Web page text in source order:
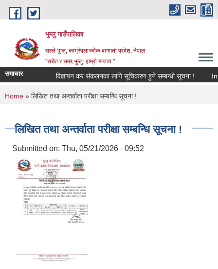
Skip to main content
भुम्लु गाउँपालिका
सल्ले भुम्लु, काभ्रेपलाञ्चोक,बागमती प्रदेश, नेपाल
"सचेत र समृद्द भुम्लु: हाम्राे गन्तव्य "
समाचार विज्ञापन कर संकलनका लागि सूचिकरण हुने सम्बन्धी सूचना !
You are here
Home » लिखित तथा अन्तर्वाता परीक्षा सम्बन्धि सूचना !
लिखित तथा अन्तर्वाता परीक्षा सम्बन्धि सूचना !
Submitted on: Thu, 05/21/2026 - 09:52